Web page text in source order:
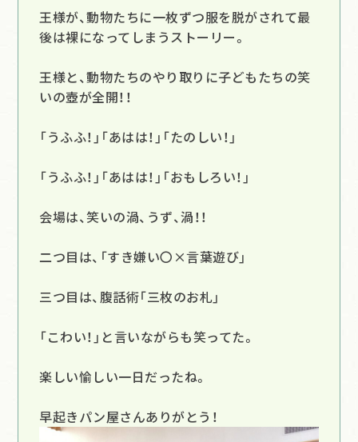
王様が、動物たちに一枚ずつ服を脱がされて最
後は裸になってしまうストーリー。
王様と、動物たちのやり取りに子どもたちの笑
いの壺が全開！！
「うふふ！」「あはは！」「たのしい！」
「うふふ！」「あはは！」「おもしろい！」
会場は、笑いの渦、うず、渦！！
二つ目は、「すき嫌い〇×言葉遊び」
三つ目は、腹話術「三枚のお札」
「こわい！」と言いながらも笑ってた。
楽しい愉しい一日だったね。
早起きパン屋さんありがとう！